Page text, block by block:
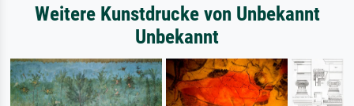
Weitere Kunstdrucke von Unbekannt
Unbekannt